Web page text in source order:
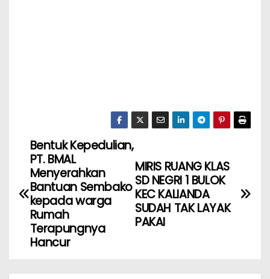
MIRIS RUANG KLAS
SD NEGRI 1 BULOK
KEC KALIANDA
SUDAH TAK LAYAK
PAKAI
Bentuk Kepedulian,
PT. BMAL
Menyerahkan
Bantuan Sembako
kepada warga
Rumah
Terapungnya
Hancur